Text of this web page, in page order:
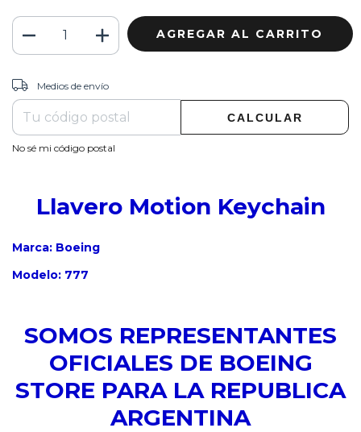
Entregas para el CP:
Medios de envío
CALCULAR
No sé mi código postal
Llavero Motion Keychain
Marca: Boeing
Modelo: 777
SOMOS REPRESENTANTES
OFICIALES DE BOEING
STORE PARA LA REPUBLICA
ARGENTINA